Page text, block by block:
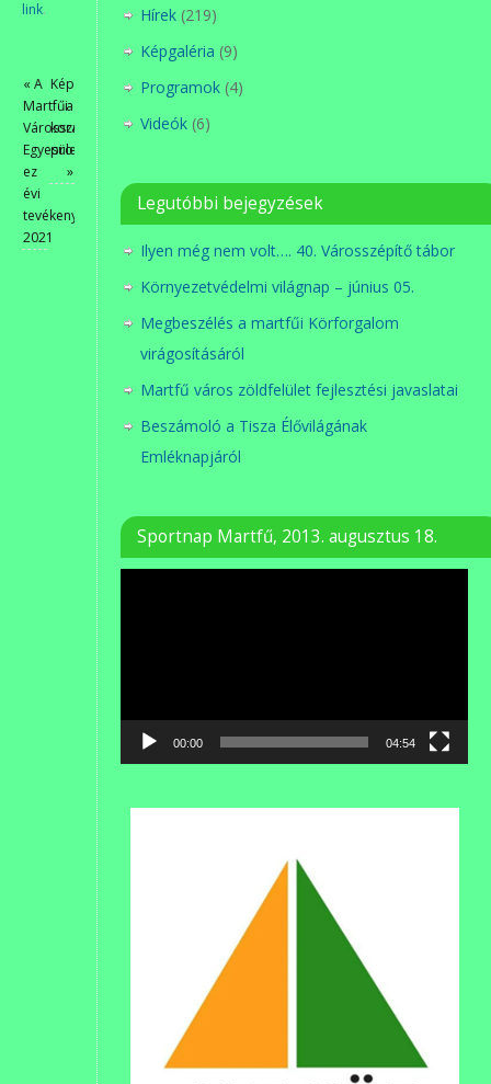
link.
« A
Martfűi
Városszépítő
Egyesület
ez
évi
tevékenységéről
2021
Képek
a
korábbi
programokból
»
Hírek (219)
Képgaléria (9)
Programok (4)
Videók (6)
Legutóbbi bejegyzések
Ilyen még nem volt…. 40. Városszépítő tábor
Környezetvédelmi világnap – június 05.
Megbeszélés a martfűi Körforgalom
virágosításáról
Martfű város zöldfelület fejlesztési javaslatai
Beszámoló a Tisza Élővilágának
Emléknapjáról
Sportnap Martfű, 2013. augusztus 18.
00:00 04:54